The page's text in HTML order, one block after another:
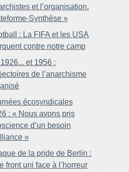
et l’organisation.
Synthèse »
: La FIFA et les USA
contre notre camp
et 1956 :
de l’anarchisme
écosyndicales
: « Nous avons pris
d’un besoin
»
de la pride de Berlin :
front uni face à l’horreur